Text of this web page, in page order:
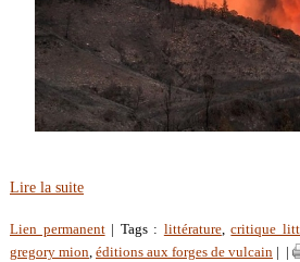
Lire la suite
Lien permanent| Tags : littérature,critique
gregory mion, éditions aux forges de vulcain